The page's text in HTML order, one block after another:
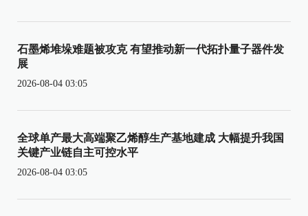
石墨烯堆垛难题被攻克 有望推动新一代拓扑量子器件发
展
2026-08-04 03:05
全球单产最大高端聚乙烯醇生产基地建成 大幅提升我国
关键产业链自主可控水平
2026-08-04 03:05